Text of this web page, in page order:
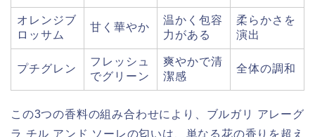
オレンジブ
ロッサム
甘く華やか
温かく包容
力がある
柔らかさを
演出
プチグレン
フレッシュ
でグリーン
爽やかで清
潔感
全体の調和
この3つの香料の組み合わせにより、ブルガリ アレーグ
ラ チル アンド ソーレの匂いは、単なる花の香りを超え